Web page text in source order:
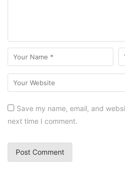
Save my name, email, and
next time I comment.